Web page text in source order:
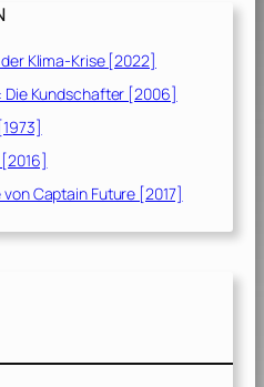
Klima-Krise [2022]
Die Kundschafter [2006]
von Captain Future [2017]